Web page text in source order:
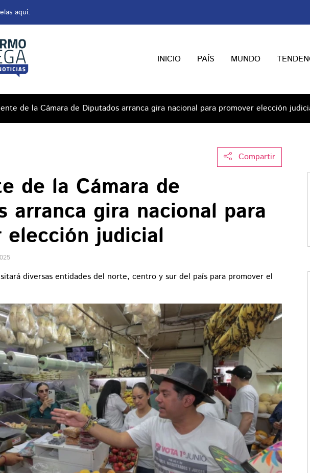
aquí.
INICIO PAÍS MUNDO
de la Cámara de Diputados arranca gira nacional para promover elección
Compartir
de la Cámara de
arranca gira nacional para
elección judicial
diversas entidades del norte, centro y sur del país para promover el